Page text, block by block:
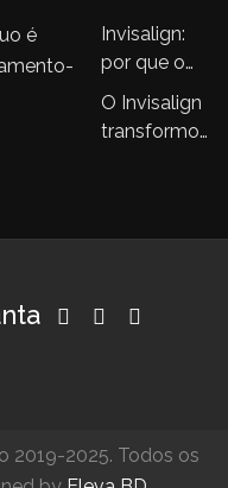
tradicionais
aparelho
Invisalign® e
ortodônticos…
Invisalign:
por que o
uso
contínuo é
tratamento
O Invisalign
transformou
Se…
2019-2025. Todos os